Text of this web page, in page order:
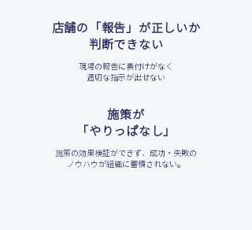
店舗の「報告」が正しいか
判断できない
現場の報告に裏付けがなく
適切な指示が出せない
施策が
「やりっぱなし」
施策の効果検証ができず、成功・失敗の
ノウハウが組織に蓄積されない。